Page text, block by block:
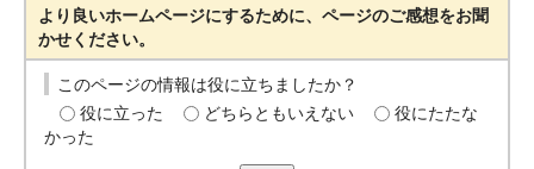
より良いホームページにするために、ページのご感想をお聞
かせください。
このページの情報は役に立ちましたか？
役に立った
どちらともいえない
役にたたな
かった